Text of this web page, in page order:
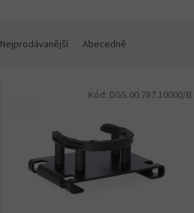
Nejprodávanější Abecedně
Kód: DGS.00.787.10000/B